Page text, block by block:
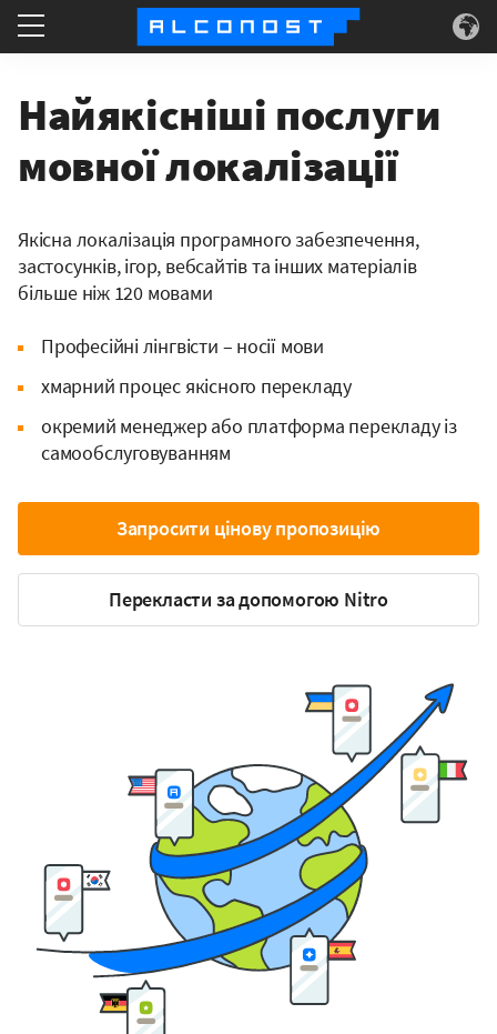
Конкретні приклади
Інформація
Найякісніші послуги
мовної локалізації
Якісна локалізація програмного забезпечення,
застосунків, ігор, вебсайтів та інших матеріалів
більше ніж 120 мовами
Професійні лінгвісти – носії мови
хмарний процес якісного перекладу
окремий менеджер або платформа перекладу із
самообслуговуванням
Запросити цінову пропозицію
Перекласти за допомогою Nitro